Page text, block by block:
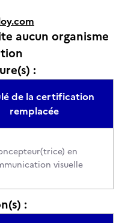
aucun organisme
:
de la certification
remplacée
en
visuelle
: